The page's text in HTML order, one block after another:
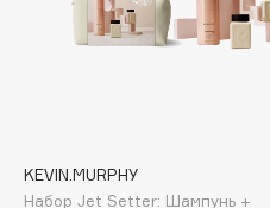
Banderas
Basicare
KEVIN.MURPHY
Набор Jet Setter: Шампунь +